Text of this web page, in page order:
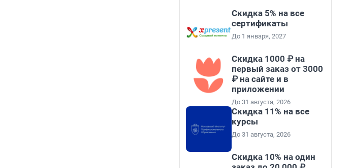
Скидка 5% на все
сертификаты
До 1 января, 2027
Скидка 1000 ₽ на
первый заказ от 3000
₽ на сайте и в
приложении
До 31 августа, 2026
Скидка 11% на все
курсы
До 31 августа, 2026
Скидка 10% на один